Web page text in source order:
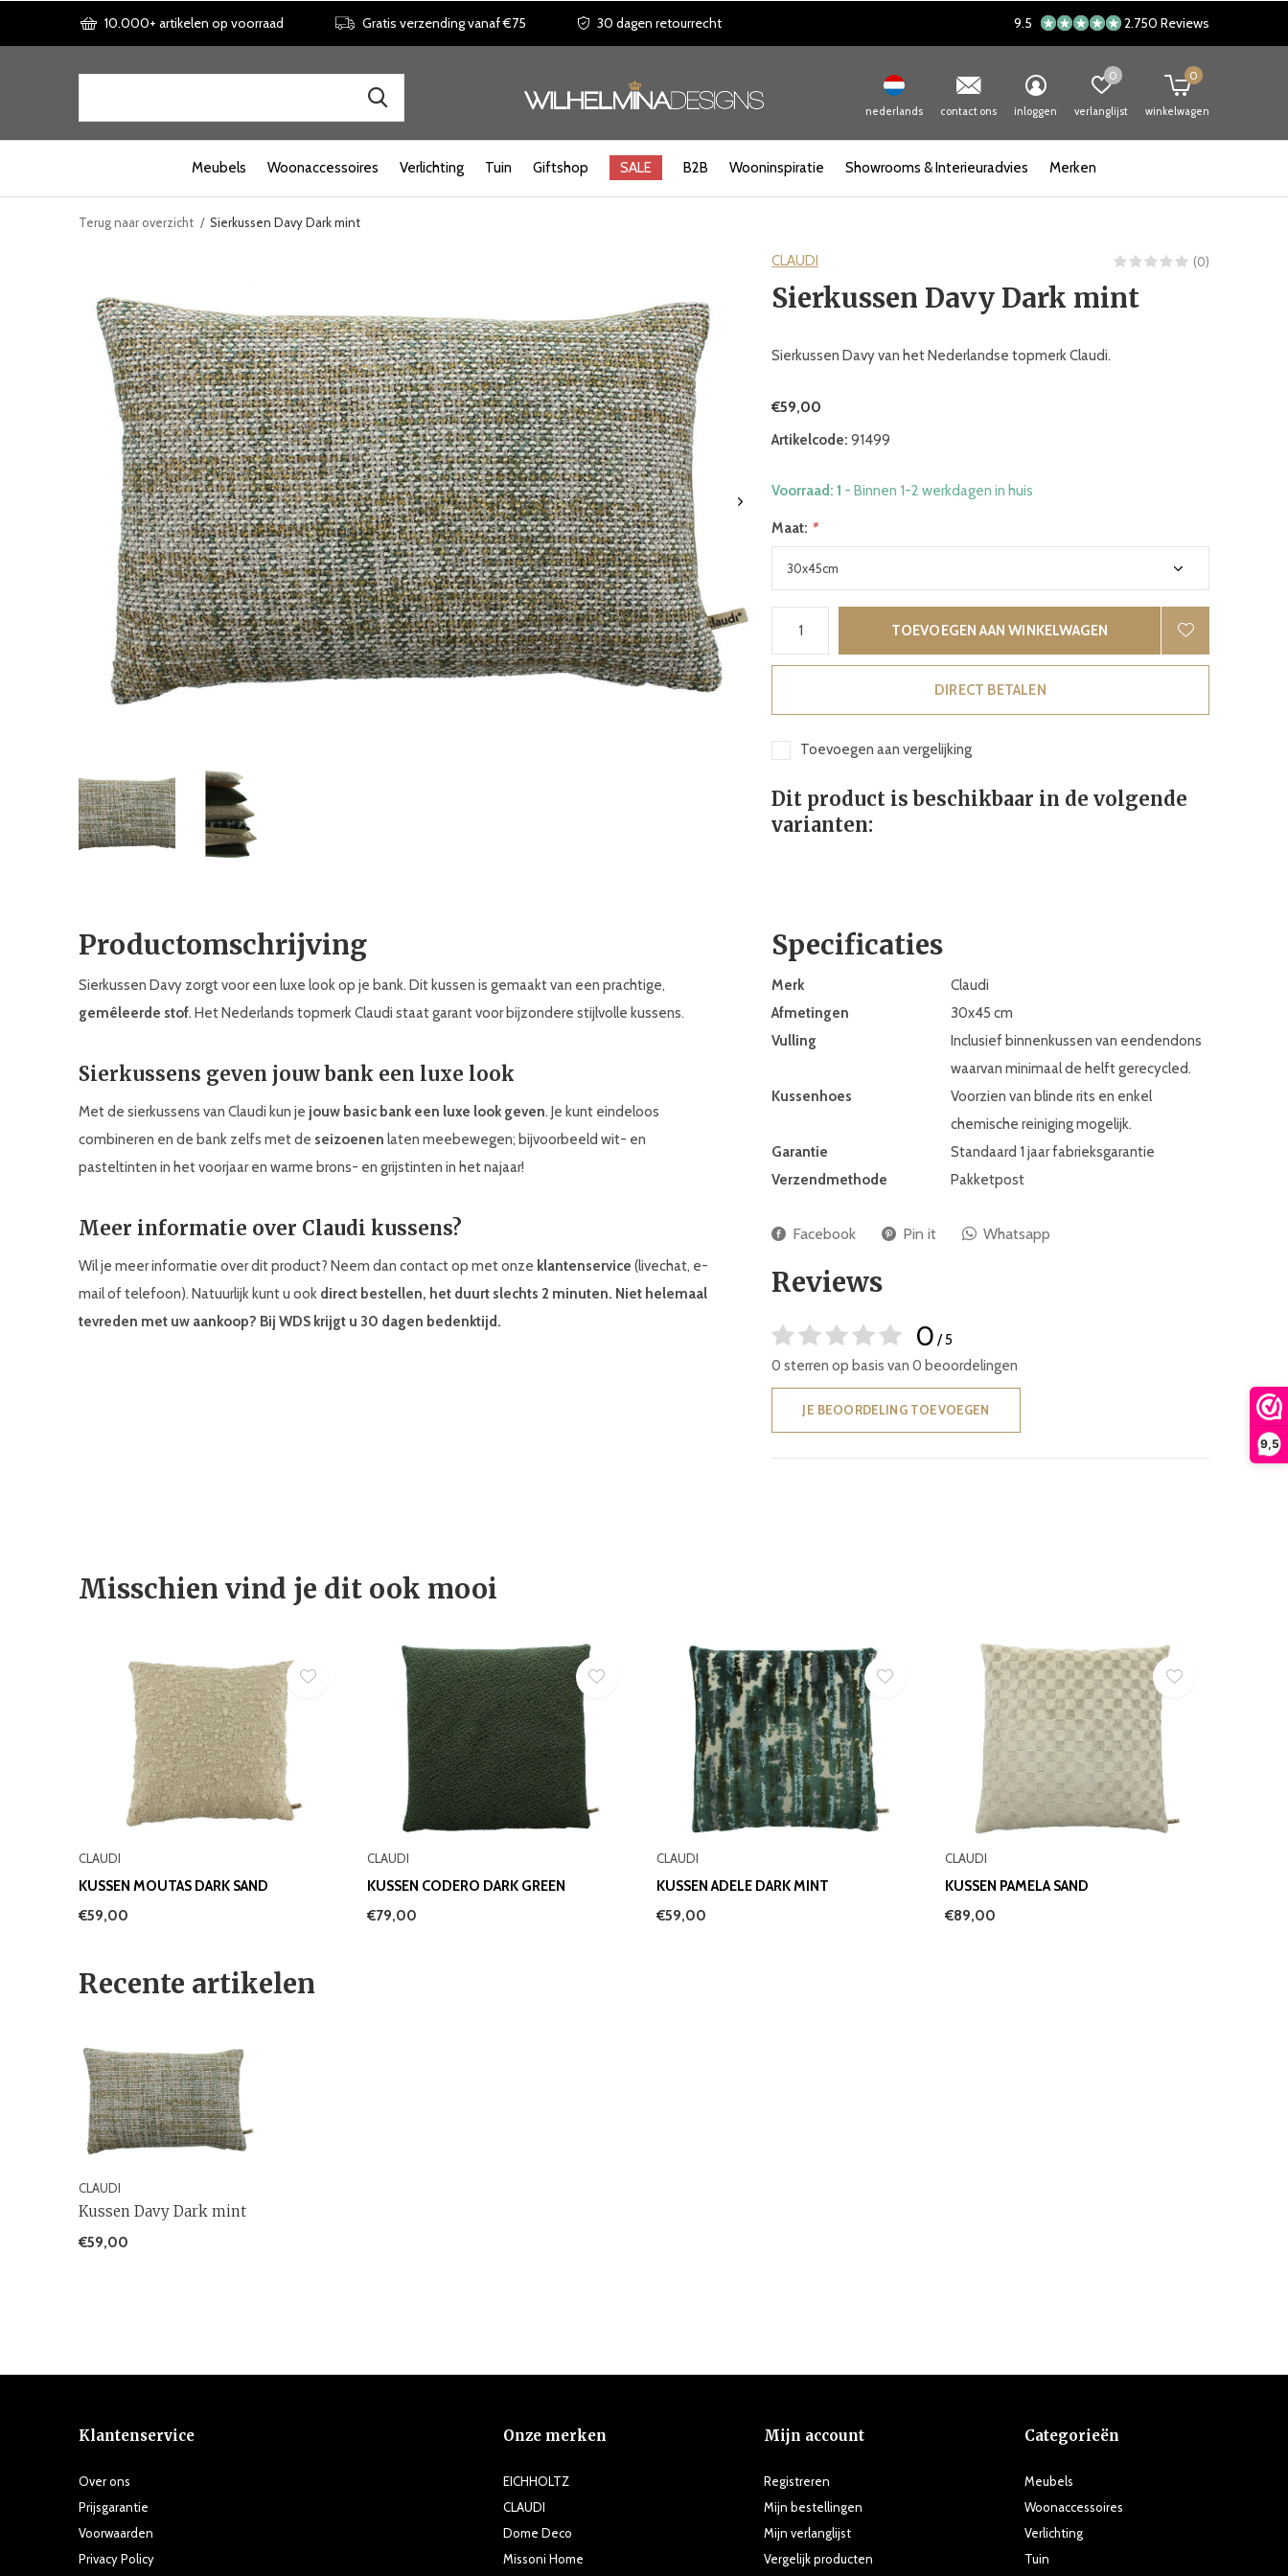
9,5
Meubels Woonaccessoires Verlichting Tuin Giftshop SALE B2B Wooninspiratie Showrooms & Interieuradvies Merken
nederlands contact ons inloggen verlanglijst
0
winkelwagen
0
10.000+ artikelen op voorraad Gratis verzending vanaf €75 30 dagen retourrecht 9.5 2.750 Reviews
Terug naar overzicht Sierkussen Davy Dark mint
CLAUDI (0)
Sierkussen Davy Dark mint
Sierkussen Davy van het Nederlandse topmerk Claudi.
€59,00
Artikelcode: 91499
Voorraad: 1 - Binnen 1-2 werkdagen in huis
Maat: *
TOEVOEGEN AAN WINKELWAGEN
DIRECT BETALEN
Toevoegen aan vergelijking
Dit product is beschikbaar in de volgende
varianten:
Productomschrijving
Sierkussen Davy zorgt voor een luxe look op je bank. Dit kussen is gemaakt van een prachtige,
gemêleerde stof. Het Nederlands topmerk Claudi staat garant voor bijzondere stijlvolle kussens.
Sierkussens geven jouw bank een luxe look
Met de sierkussens van Claudi kun je jouw basic bank een luxe look geven. Je kunt eindeloos
combineren en de bank zelfs met de seizoenen laten meebewegen; bijvoorbeeld wit- en
pasteltinten in het voorjaar en warme brons- en grijstinten in het najaar!
Meer informatie over Claudi kussens?
Wil je meer informatie over dit product? Neem dan contact op met onze klantenservice (livechat, e-
mail of telefoon). Natuurlijk kunt u ook direct bestellen, het duurt slechts 2 minuten. Niet helemaal
tevreden met uw aankoop? Bij WDS krijgt u 30 dagen bedenktijd.
Specificaties
Merk
Claudi
Afmetingen
30x45 cm
Vulling
Inclusief binnenkussen van eendendons
waarvan minimaal de helft gerecycled.
Kussenhoes
Voorzien van blinde rits en enkel
chemische reiniging mogelijk.
Garantie
Standaard 1 jaar fabrieksgarantie
Verzendmethode
Pakketpost
Facebook Pin it Whatsapp
Reviews
0 / 5
0 sterren op basis van 0 beoordelingen
JE BEOORDELING TOEVOEGEN
Misschien vind je dit ook mooi
CLAUDI
KUSSEN MOUTAS DARK SAND
€59,00
CLAUDI
KUSSEN CODERO DARK GREEN
€79,00
CLAUDI
KUSSEN ADELE DARK MINT
€59,00
CLAUDI
KUSSEN PAMELA SAND
€89,00
Recente artikelen
CLAUDI
Kussen Davy Dark mint
€59,00
Klantenservice
Over ons
Prijsgarantie
Voorwaarden
Privacy Policy
Onze merken
EICHHOLTZ
CLAUDI
Dome Deco
Missoni Home
Mijn account
Registreren
Mijn bestellingen
Mijn verlanglijst
Vergelijk producten
Categorieën
Meubels
Woonaccessoires
Verlichting
Tuin